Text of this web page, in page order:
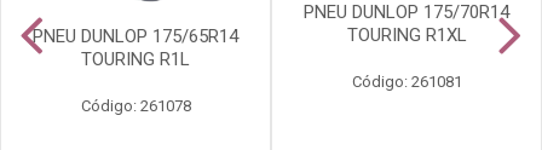
PNEU DUNLOP 175/65R14
TOURING R1L
Código: 261078
PNEU DUNLOP 175/70R14
TOURING R1XL
Código: 261081